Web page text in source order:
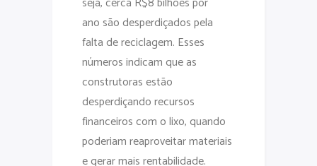
ano são desperdiçados pela
falta de reciclagem. Esses
números indicam que as
construtoras estão
desperdiçando recursos
financeiros com o lixo, quando
poderiam reaproveitar materiais
e gerar mais rentabilidade.